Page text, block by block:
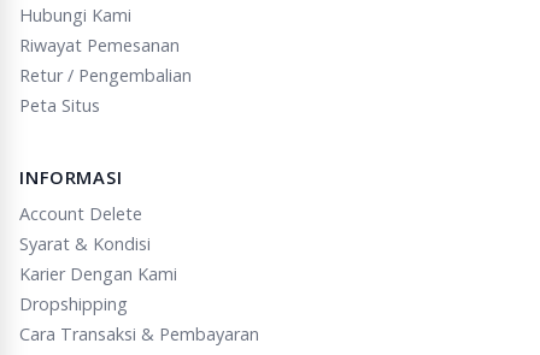
Hubungi Kami
Riwayat Pemesanan
Retur / Pengembalian
Peta Situs
INFORMASI
Account Delete
Syarat & Kondisi
Karier Dengan Kami
Dropshipping
Cara Transaksi & Pembayaran